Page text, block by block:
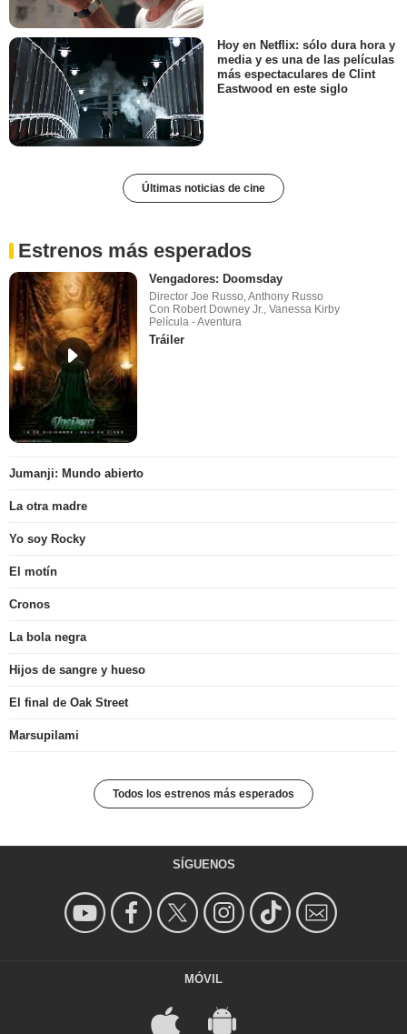
Hoy en Netflix: sólo dura hora y
media y es una de las películas
más espectaculares de Clint
Eastwood en este siglo
Últimas noticias de cine
Estrenos más esperados
Vengadores: Doomsday
Director Joe Russo, Anthony Russo
Con Robert Downey Jr., Vanessa Kirby
Película - Aventura
Tráiler
Jumanji: Mundo abierto
La otra madre
Yo soy Rocky
El motín
Cronos
La bola negra
Hijos de sangre y hueso
El final de Oak Street
Marsupilami
Todos los estrenos más esperados
SÍGUENOS
MÓVIL